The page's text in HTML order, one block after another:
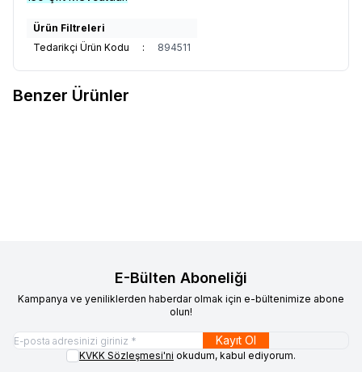
Ürün Filtreleri
Tedarikçi Ürün Kodu
: 894511
Benzer Ürünler
E-Bülten Aboneliği
Kampanya ve yeniliklerden haberdar olmak için e-bültenimize abone
olun!
Kayıt Ol
KVKK Sözleşmesi'ni okudum, kabul ediyorum.